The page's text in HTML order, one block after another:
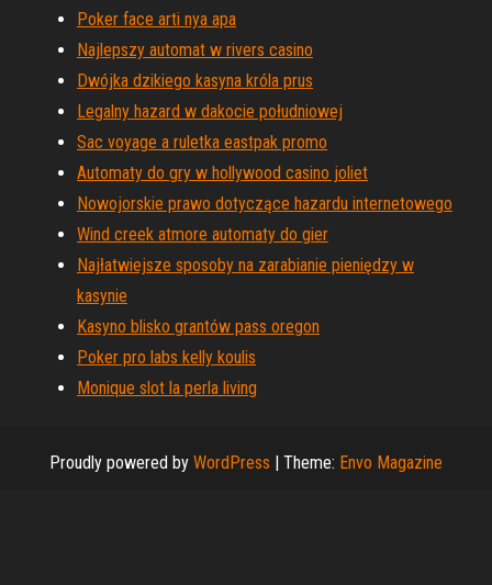
Poker face arti nya apa
Najlepszy automat w rivers casino
Dwójka dzikiego kasyna króla prus
Legalny hazard w dakocie południowej
Sac voyage a ruletka eastpak promo
Automaty do gry w hollywood casino joliet
Nowojorskie prawo dotyczące hazardu internetowego
Wind creek atmore automaty do gier
Najłatwiejsze sposoby na zarabianie pieniędzy w
kasynie
Kasyno blisko grantów pass oregon
Poker pro labs kelly koulis
Monique slot la perla living
Proudly powered by WordPress | Theme: Envo Magazine